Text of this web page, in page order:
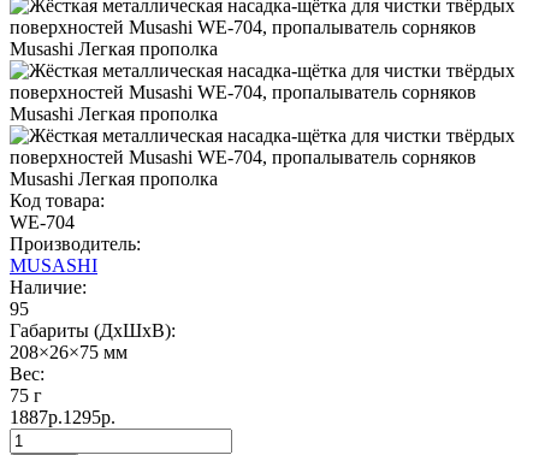
Код товара:
WE-704
Производитель:
MUSASHI
Наличие:
95
Габариты (ДхШхВ):
208×26×75 мм
Вес:
75 г
1887р.1295р.